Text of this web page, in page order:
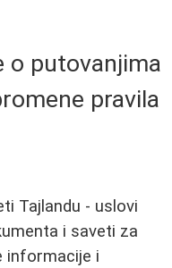
o putovanjima
pravila
Tajlandu - uslovi
i saveti za
informacije i